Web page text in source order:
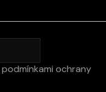
podmínkami ochrany